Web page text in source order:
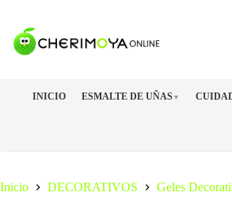
contenido
INICIO ESMALTE DE UÑAS ▼
Inicio DECORATIVOS Geles